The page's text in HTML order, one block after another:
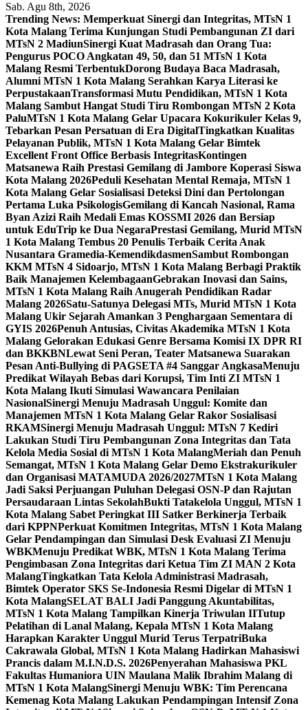
Sab. Agu 8th, 2026
Trending News: Memperkuat Sinergi dan Integritas, MTsN 1
Kota Malang Terima Kunjungan Studi Pembangunan ZI dari
MTsN 2 MadiunSinergi Kuat Madrasah dan Orang Tua:
Pengurus POCO Angkatan 49, 50, dan 51 MTsN 1 Kota
Malang Resmi TerbentukDorong Budaya Baca Madrasah,
Alumni MTsN 1 Kota Malang Serahkan Karya Literasi ke
PerpustakaanTransformasi Mutu Pendidikan, MTsN 1 Kota
Malang Sambut Hangat Studi Tiru Rombongan MTsN 2 Kota
PaluMTsN 1 Kota Malang Gelar Upacara Kokurikuler Kelas 9,
Tebarkan Pesan Persatuan di Era DigitalTingkatkan Kualitas
Pelayanan Publik, MTsN 1 Kota Malang Gelar Bimtek
Excellent Front Office Berbasis IntegritasKontingen
Matsanewa Raih Prestasi Gemilang di Jambore Koperasi Siswa
Kota Malang 2026Peduli Kesehatan Mental Remaja, MTsN 1
Kota Malang Gelar Sosialisasi Deteksi Dini dan Pertolongan
Pertama Luka PsikologisGemilang di Kancah Nasional, Rama
Byan Azizi Raih Medali Emas KOSSMI 2026 dan Bersiap
untuk EduTrip ke Dua NegaraPrestasi Gemilang, Murid MTsN
1 Kota Malang Tembus 20 Penulis Terbaik Cerita Anak
Nusantara Gramedia-KemendikdasmenSambut Rombongan
KKM MTsN 4 Sidoarjo, MTsN 1 Kota Malang Berbagi Praktik
Baik Manajemen KelembagaanGebrakan Inovasi dan Sains,
MTsN 1 Kota Malang Raih Anugerah Pendidikan Radar
Malang 2026Satu-Satunya Delegasi MTs, Murid MTsN 1 Kota
Malang Ukir Sejarah Amankan 3 Penghargaan Sementara di
GYIS 2026Penuh Antusias, Civitas Akademika MTsN 1 Kota
Malang Gelorakan Edukasi Genre Bersama Komisi IX DPR RI
dan BKKBNLewat Seni Peran, Teater Matsanewa Suarakan
Pesan Anti-Bullying di PAGSETA #4 Sanggar AngkasaMenuju
Predikat Wilayah Bebas dari Korupsi, Tim Inti ZI MTsN 1
Kota Malang Ikuti Simulasi Wawancara Penilaian
NasionalSinergi Menuju Madrasah Unggul: Komite dan
Manajemen MTsN 1 Kota Malang Gelar Rakor Sosialisasi
RKAMSinergi Menuju Madrasah Unggul: MTsN 7 Kediri
Lakukan Studi Tiru Pembangunan Zona Integritas dan Tata
Kelola Media Sosial di MTsN 1 Kota MalangMeriah dan Penuh
Semangat, MTsN 1 Kota Malang Gelar Demo Ekstrakurikuler
dan Organisasi MATAMUDA 2026/2027MTsN 1 Kota Malang
Jadi Saksi Perjuangan Puluhan Delegasi OSN-P dan Rajutan
Persaudaraan Lintas SekolahBukti Tatakelola Unggul, MTsN 1
Kota Malang Sabet Peringkat III Satker Berkinerja Terbaik
dari KPPNPerkuat Komitmen Integritas, MTsN 1 Kota Malang
Gelar Pendampingan dan Simulasi Desk Evaluasi ZI Menuju
WBKMenuju Predikat WBK, MTsN 1 Kota Malang Terima
Pengimbasan Zona Integritas dari Ketua Tim ZI MAN 2 Kota
MalangTingkatkan Tata Kelola Administrasi Madrasah,
Bimtek Operator SKS Se-Indonesia Resmi Digelar di MTsN 1
Kota MalangSELAT BALI Jadi Panggung Akuntabilitas,
MTsN 1 Kota Malang Tampilkan Kinerja Triwulan IITutup
Pelatihan di Lanal Malang, Kepala MTsN 1 Kota Malang
Harapkan Karakter Unggul Murid Terus TerpatriBuka
Cakrawala Global, MTsN 1 Kota Malang Hadirkan Mahasiswi
Prancis dalam M.I.N.D.S. 2026Penyerahan Mahasiswa PKL
Fakultas Humaniora UIN Maulana Malik Ibrahim Malang di
MTsN 1 Kota MalangSinergi Menuju WBK: Tim Perencana
Kemenag Kota Malang Lakukan Pendampingan Intensif Zona